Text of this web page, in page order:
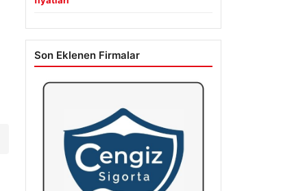
Son Eklenen Firmalar